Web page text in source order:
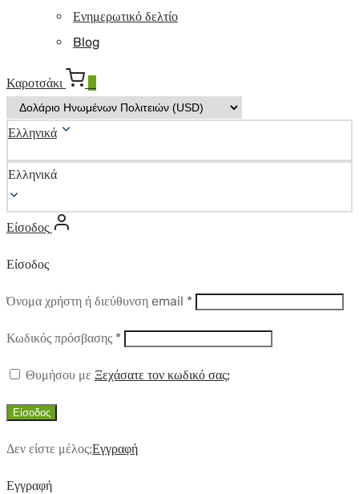
Ενημερωτικό δελτίο
Blog
Καροτσάκι
Ελληνικά
Ελληνικά
Είσοδος
Είσοδος
Όνομα χρήστη ή διεύθυνση email *Απαιτούμενο
Κωδικός πρόσβασης *Απαιτούμενο
Θυμήσου με Ξεχάσατε τον κωδικό σας;
Είσοδος
Δεν είστε μέλος;Εγγραφή
Εγγραφή